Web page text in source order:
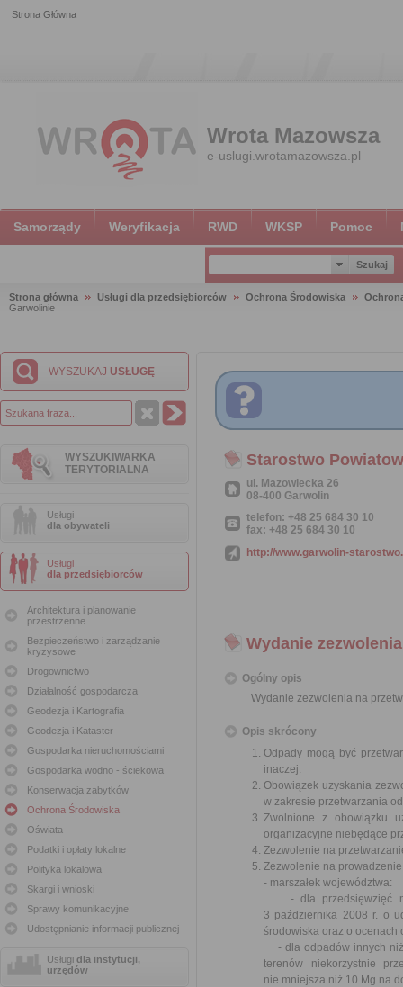
Strona Główna
Wrota Mazowsza
e-uslugi.wrotamazowsza.pl
Samorządy Weryfikacja RWD WKSP Pomoc
Strona główna Usługi dla przedsiębiorców Ochrona Środowiska
Garwolinie
WYSZUKAJ USŁUGĘ
WYSZUKIWARKA
TERYTORIALNA
Usługi
dla obywateli
Usługi
dla przedsiębiorców
Architektura i planowanie
przestrzenne
Bezpieczeństwo i zarządzanie
kryzysowe
Drogownictwo
Działalność gospodarcza
Geodezja i Kartografia
Geodezja i Kataster
Gospodarka nieruchomościami
Gospodarka wodno - ściekowa
Konserwacja zabytków
Ochrona Środowiska
Oświata
Podatki i opłaty lokalne
Polityka lokalowa
Skargi i wnioski
Sprawy komunikacyjne
Udostępnianie informacji publicznej
Usługi dla instytucji,
urzędów
Starostwo
ul. Mazowiecka 26
08-400 Garwolin
telefon: +48 25 684 30 10
fax: +48 25 684 30 10
http://www.garwolin-
Wydanie
Ogólny opis
Wydanie zezwolenia na
Opis skrócony
Odpady mogą być
inaczej.
Obowiązek uzyskania
w zakresie przetwarzania
Zwolnione z obowiązku
organizacyjne niebędące
Zezwolenie na
Zezwolenie na
- marszałek województwa:
- dla przedsięwzięć
3 października 2008 r. o
środowiska oraz o ocenach
- dla odpadów innych niż
terenów niekorzystnie
nie mniejsza niż 10 Mg na